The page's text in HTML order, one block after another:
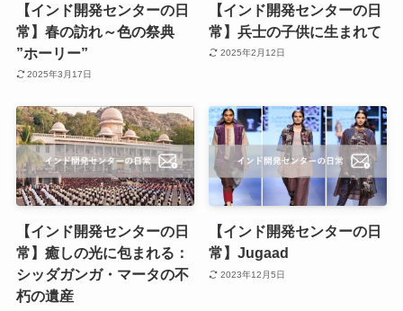
【インド開発センターの日
常】春の訪れ～色の祭典
”ホーリー”
2025年3月17日
【インド開発センターの日
常】兵士の子供に生まれて
2025年2月12日
【インド開発センターの日
常】癒しの光に包まれる：
シッダガンガ・マータの不
朽の遺産
【インド開発センターの日
常】Jugaad
2023年12月5日